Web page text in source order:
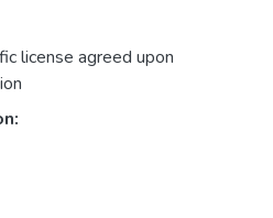
license agreed upon